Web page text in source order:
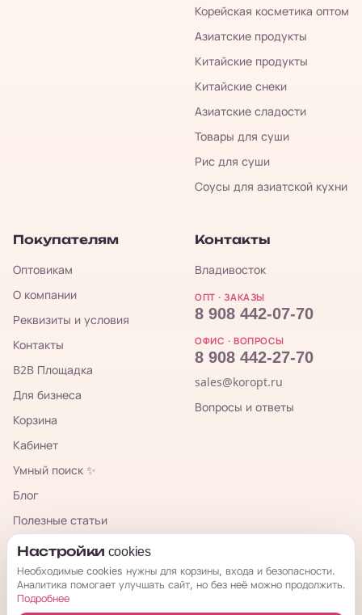
Корейская косметика оптом
Азиатские продукты
Китайские продукты
Китайские снеки
Азиатские сладости
Товары для суши
Рис для суши
Соусы для азиатской кухни
Покупателям
Оптовикам
О компании
Реквизиты и условия
Контакты
B2B Площадка
Для бизнеса
Корзина
Кабинет
Умный поиск ✨
Блог
Полезные статьи
TG-канал для закупщиков
Контакты
Владивосток
ОПТ · ЗАКАЗЫ
8 908 442-07-70
ОФИС · ВОПРОСЫ
8 908 442-27-70
sales@koropt.ru
Вопросы и ответы
Настройки cookies
Необходимые cookies нужны для корзины, входа и безопасности.
Аналитика помогает улучшать сайт, но без неё можно продолжить.
Подробнее